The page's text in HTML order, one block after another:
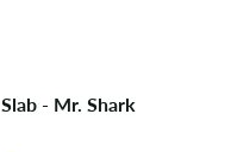
Slab - Mr. Shark